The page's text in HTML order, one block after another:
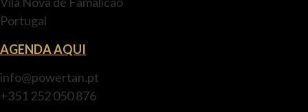
Portugal
AGENDA AQUI
info@powertan.pt
+351 252 050 876